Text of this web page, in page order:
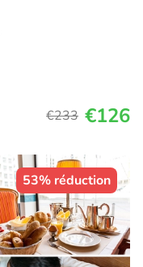
€233 €126
53% réduction